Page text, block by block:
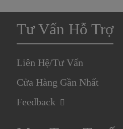
Tư Vấn Hỗ Trợ
Liên Hệ/Tư Vấn
Cửa Hàng Gần Nhất
Feedback